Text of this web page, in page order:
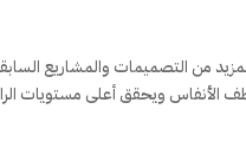
من التصميمات والمشاريع
الأنفاس ويحقق أعلى مستويات